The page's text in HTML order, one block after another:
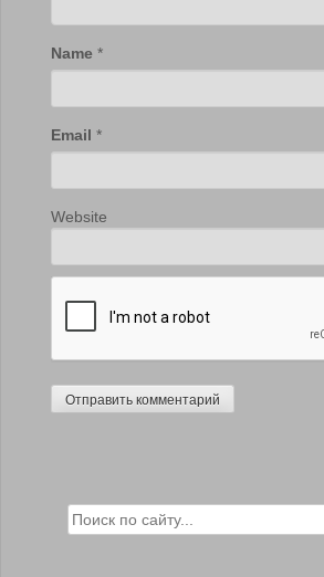
Name *
Email *
Website
Search for: